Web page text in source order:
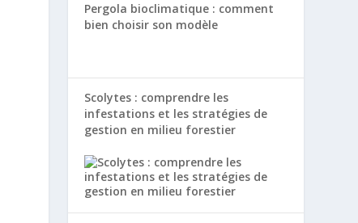
Pergola bioclimatique : comment
bien choisir son modèle
Scolytes : comprendre les
infestations et les stratégies de
gestion en milieu forestier